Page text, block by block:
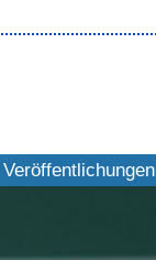
Veröffentlichungen